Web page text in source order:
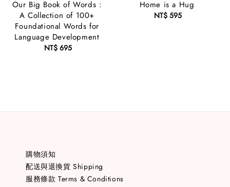
Our Big Book of Words :
A Collection of 100+
Foundational Words for
Language Development
Regular
NT$ 695
Home is a Hug
Regular
NT$ 595
購物須知
配送與退換貨 Shipping
服務條款 Terms & Conditions